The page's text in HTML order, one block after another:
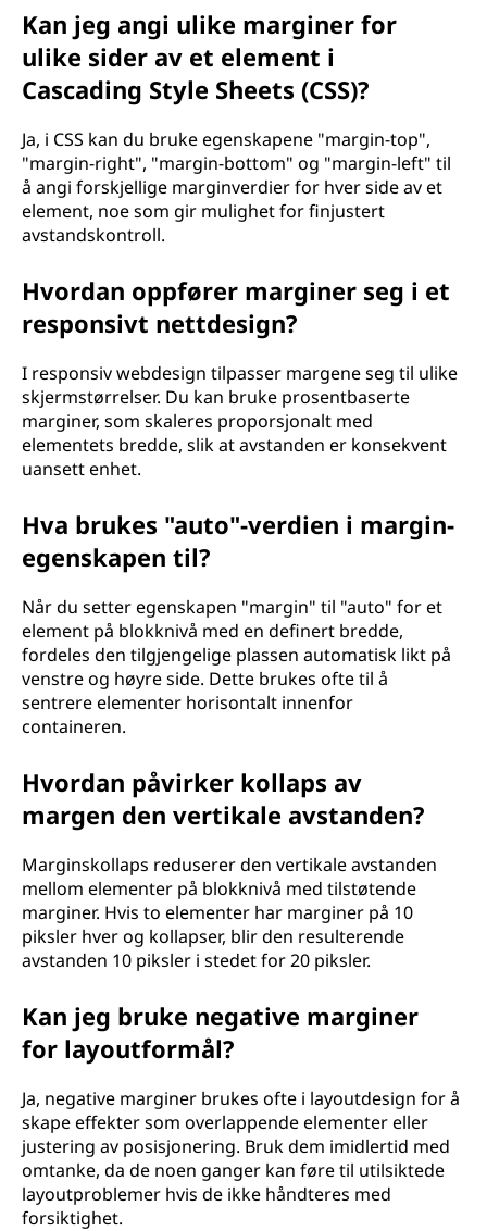
Kan jeg angi ulike marginer for
ulike sider av et element i
Cascading Style Sheets (CSS)?
Ja, i CSS kan du bruke egenskapene "margin-top",
"margin-right", "margin-bottom" og "margin-left" til
å angi forskjellige marginverdier for hver side av et
element, noe som gir mulighet for finjustert
avstandskontroll.
Hvordan oppfører marginer seg i et
responsivt nettdesign?
I responsiv webdesign tilpasser margene seg til ulike
skjermstørrelser. Du kan bruke prosentbaserte
marginer, som skaleres proporsjonalt med
elementets bredde, slik at avstanden er konsekvent
uansett enhet.
Hva brukes "auto"-verdien i margin-
egenskapen til?
Når du setter egenskapen "margin" til "auto" for et
element på blokknivå med en definert bredde,
fordeles den tilgjengelige plassen automatisk likt på
venstre og høyre side. Dette brukes ofte til å
sentrere elementer horisontalt innenfor
containeren.
Hvordan påvirker kollaps av
margen den vertikale avstanden?
Marginskollaps reduserer den vertikale avstanden
mellom elementer på blokknivå med tilstøtende
marginer. Hvis to elementer har marginer på 10
piksler hver og kollapser, blir den resulterende
avstanden 10 piksler i stedet for 20 piksler.
Kan jeg bruke negative marginer
for layoutformål?
Ja, negative marginer brukes ofte i layoutdesign for å
skape effekter som overlappende elementer eller
justering av posisjonering. Bruk dem imidlertid med
omtanke, da de noen ganger kan føre til utilsiktede
layoutproblemer hvis de ikke håndteres med
forsiktighet.